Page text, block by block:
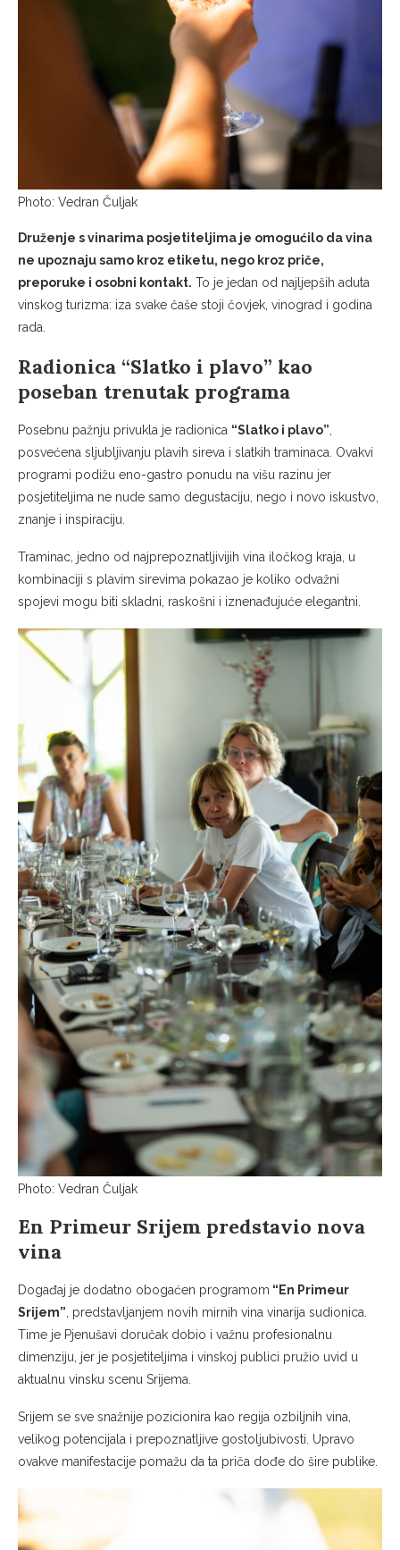
Photo: Vedran Čuljak
Druženje s vinarima posjetiteljima je omogućilo da vina
ne upoznaju samo kroz etiketu, nego kroz priče,
preporuke i osobni kontakt. To je jedan od najljepših aduta
vinskog turizma: iza svake čaše stoji čovjek, vinograd i godina
rada.
Radionica “Slatko i plavo” kao
poseban trenutak programa
Posebnu pažnju privukla je radionica “Slatko i plavo”,
posvećena sljubljivanju plavih sireva i slatkih traminaca. Ovakvi
programi podižu eno-gastro ponudu na višu razinu jer
posjetiteljima ne nude samo degustaciju, nego i novo iskustvo,
znanje i inspiraciju.
Traminac, jedno od najprepoznatljivijih vina iločkog kraja, u
kombinaciji s plavim sirevima pokazao je koliko odvažni
spojevi mogu biti skladni, raskošni i iznenađujuće elegantni.
Photo: Vedran Čuljak
En Primeur Srijem predstavio nova
vina
Događaj je dodatno obogaćen programom “En Primeur
Srijem” , predstavljanjem novih mirnih vina vinarija sudionica.
Time je Pjenušavi doručak dobio i važnu profesionalnu
dimenziju, jer je posjetiteljima i vinskoj publici pružio uvid u
aktualnu vinsku scenu Srijema.
Srijem se sve snažnije pozicionira kao regija ozbiljnih vina,
velikog potencijala i prepoznatljive gostoljubivosti. Upravo
ovakve manifestacije pomažu da ta priča dođe do šire publike.